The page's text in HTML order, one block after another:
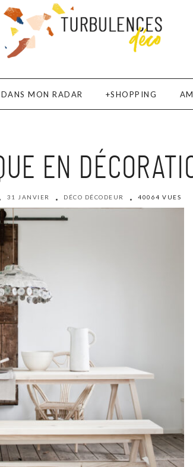
DANS MON RADAR SHOPPING
EN
31 JANVIER DÉCO DÉCODEUR 40064 VUES